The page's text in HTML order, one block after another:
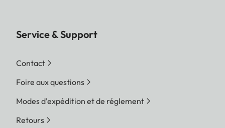
Service & Support
Contact
Foire aux questions
Modes d'expédition et de réglement
Retours